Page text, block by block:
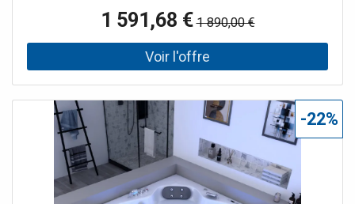
à cette baignoire asymétrique au design épuré. Pilotez les
36 jets de massage à votre service à l'aide du panneau de
contrôle tactile multifonctions pour un bain personnalisé.
Le réchauffeur d'eau intégré vous permet de garder votre
soulignent joliment la courbure de l'angle. Le + : choisissez
la finition droite ou gauche pour une intégration parfaite
dans votre salle de bain.
1 591,68 € 1 890,00 €
-22%